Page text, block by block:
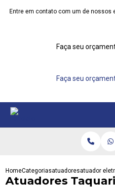
Entre em contato com um de nossos
Faça seu
Faça seu
HomeCategoriasatuadoresatuador
Atuadores